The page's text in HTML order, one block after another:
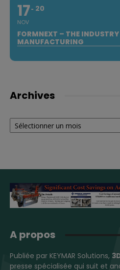
17
NOV
20
FORMNEXT – THE
MANUFACTURING
Archives
Archives
A propos
Publiée par KEYMAR Solutions,
presse spécialisée qui suit et